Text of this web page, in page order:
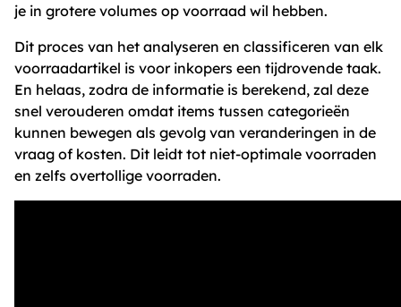
je in grotere volumes op voorraad wil hebben.
Dit proces van het analyseren en classificeren van elk
voorraadartikel is voor inkopers een tijdrovende taak.
En helaas, zodra de informatie is berekend, zal deze
snel verouderen omdat items tussen categorieën
kunnen bewegen als gevolg van veranderingen in de
vraag of kosten. Dit leidt tot niet-optimale voorraden
en zelfs overtollige voorraden.